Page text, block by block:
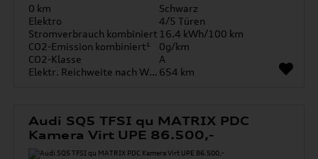
0 km
Schwarz
Elektro
4/5 Türen
Stromverbrauch kombiniert 16.4 kWh/100 km
CO2-Emission kombiniert¹
0g/km
CO2-Klasse
A
Elektr. Reichweite nach WLTP* 654 km
Audi SQ5 TFSI qu MATRIX PDC
Kamera Virt UPE 86.500,-